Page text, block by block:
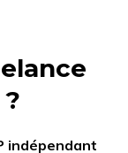
indépendant